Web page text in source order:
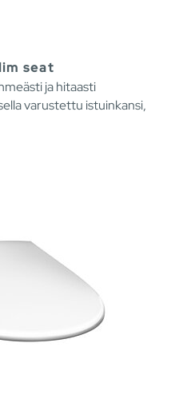
seat
ja hitaasti
varustettu istuinkansi,